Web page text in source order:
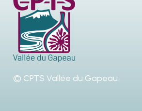
© CPTS Vallée du Gapeau